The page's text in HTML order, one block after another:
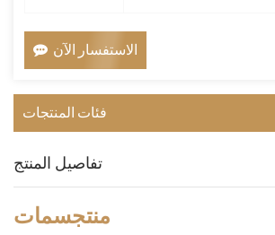
الاستفسار الآن
فئات المنتجات
تفاصيل المنتج
منتجسمات